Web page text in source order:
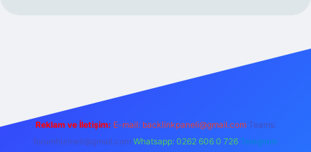
Reklam ve İletişim: E-mail: backlinkpaneli@gmail.com Teams:
forumhizmeti@gmail.com Whatsapp: 0262 606 0 726 Telegram: